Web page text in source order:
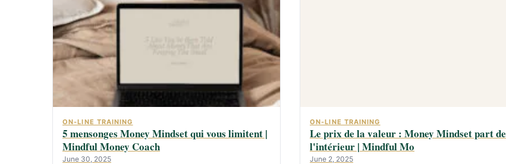
ON-LINE TRAINING
5 mensonges Money Mindset qui vous limitent |
Mindful Money Coach
June 30, 2025
ON-LINE TRAINING
Le prix de la valeur : Money Mindset part de
l'intérieur | Mindful Mo
June 2, 2025